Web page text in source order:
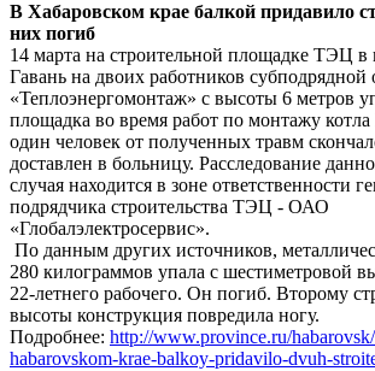
В Хабаровском крае балкой придавило
них погиб
14 марта на строительной площадке ТЭЦ в
Гавань на двоих работников
«Теплоэнергомонтаж» с высоты 6 метров
площадка во время работ по монтажу
один человек от полученных травм
доставлен в больницу. Расследование
случая находится в зоне ответственности
подрядчика строительства ТЭЦ - ОАО
«Глобалэлектросервис».
По данным других источников,
280 килограммов упала с шестиметровой
22-летнего рабочего. Он погиб. Второму
высоты конструкция повредила ногу.
Подробнее: http://www.province.ru/
habarovskom-krae-balkoy-pridavilo-dvuh-